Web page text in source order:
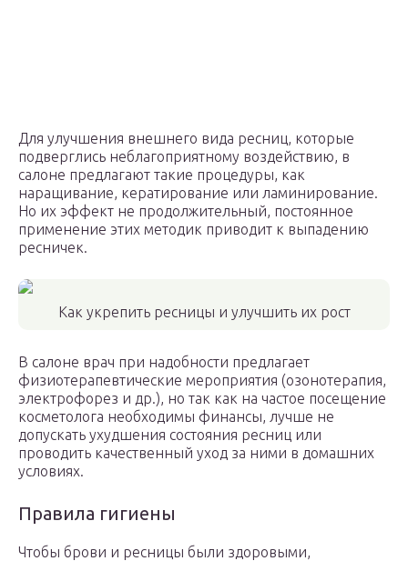
Для улучшения внешнего вида ресниц, которые
подверглись неблагоприятному воздействию, в
салоне предлагают такие процедуры, как
наращивание, кератирование или ламинирование.
Но их эффект не продолжительный, постоянное
применение этих методик приводит к выпадению
ресничек.
Как укрепить ресницы и улучшить их рост
В салоне врач при надобности предлагает
физиотерапевтические мероприятия (озонотерапия,
электрофорез и др.), но так как на частое посещение
косметолога необходимы финансы, лучше не
допускать ухудшения состояния ресниц или
проводить качественный уход за ними в домашних
условиях.
Правила гигиены
Чтобы брови и ресницы были здоровыми,